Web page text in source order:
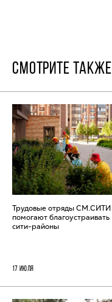
СМОТРИТЕ ТАКЖЕ
Трудовые отряды СМ.СИТИ
помогают благоустраивать
сити-районы
17 ИЮЛЯ